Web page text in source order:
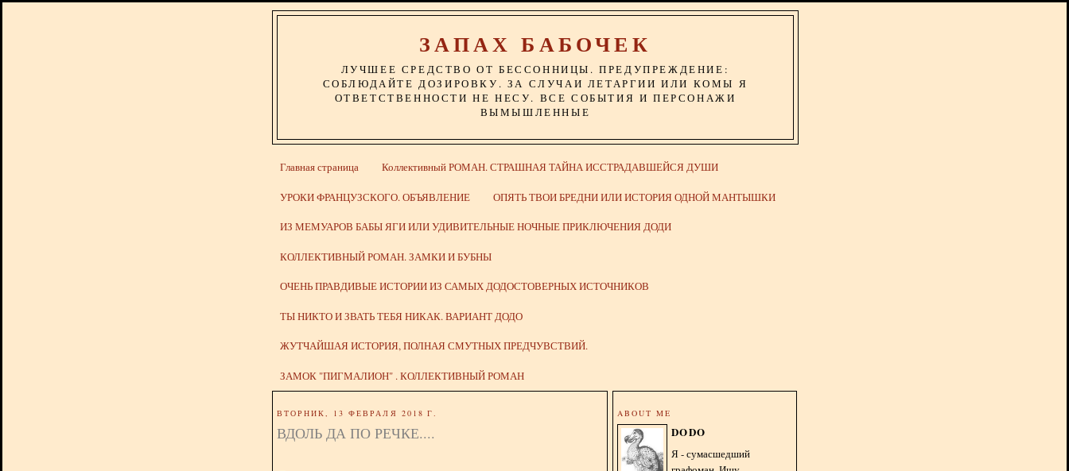
ЗАПАХ БАБОЧЕК
ЛУЧШЕЕ СРЕДСТВО ОТ БЕССОННИЦЫ. ПРЕДУПРЕЖДЕНИЕ:
СОБЛЮДАЙТЕ ДОЗИРОВКУ. ЗА СЛУЧАИ ЛЕТАРГИИ ИЛИ КОМЫ Я
ОТВЕТСТВЕННОСТИ НЕ НЕСУ. ВСЕ СОБЫТИЯ И ПЕРСОНАЖИ
ВЫМЫШЛЕННЫЕ
Главная страница Коллективный РОМАН. СТРАШНАЯ ТАЙНА ИССТРАДАВШЕЙСЯ ДУШИ
УРОКИ ФРАНЦУЗСКОГО. ОБЪЯВЛЕНИЕ ОПЯТЬ ТВОИ БРЕДНИ ИЛИ ИСТОРИЯ ОДНОЙ МАНТЫШКИ
ИЗ МЕМУАРОВ БАБЫ ЯГИ ИЛИ УДИВИТЕЛЬНЫЕ НОЧНЫЕ ПРИКЛЮЧЕНИЯ ДОДИ
КОЛЛЕКТИВНЫЙ РОМАН. ЗАМКИ И БУБНЫ
ОЧЕНЬ ПРАВДИВЫЕ ИСТОРИИ ИЗ САМЫХ ДОДОСТОВЕРНЫХ ИСТОЧНИКОВ
ТЫ НИКТО И ЗВАТЬ ТЕБЯ НИКАК. ВАРИАНТ ДОДО
ЖУТЧАЙШАЯ ИСТОРИЯ, ПОЛНАЯ СМУТНЫХ ПРЕДЧУВСТВИЙ.
ЗАМОК "ПИГМАЛИОН" . КОЛЛЕКТИВНЫЙ РОМАН
ВТОРНИК, 13 ФЕВРАЛЯ 2018 Г.
ВДОЛЬ ДА ПО РЕЧКЕ....
ABOUT ME
DODO
Я - сумасшедший